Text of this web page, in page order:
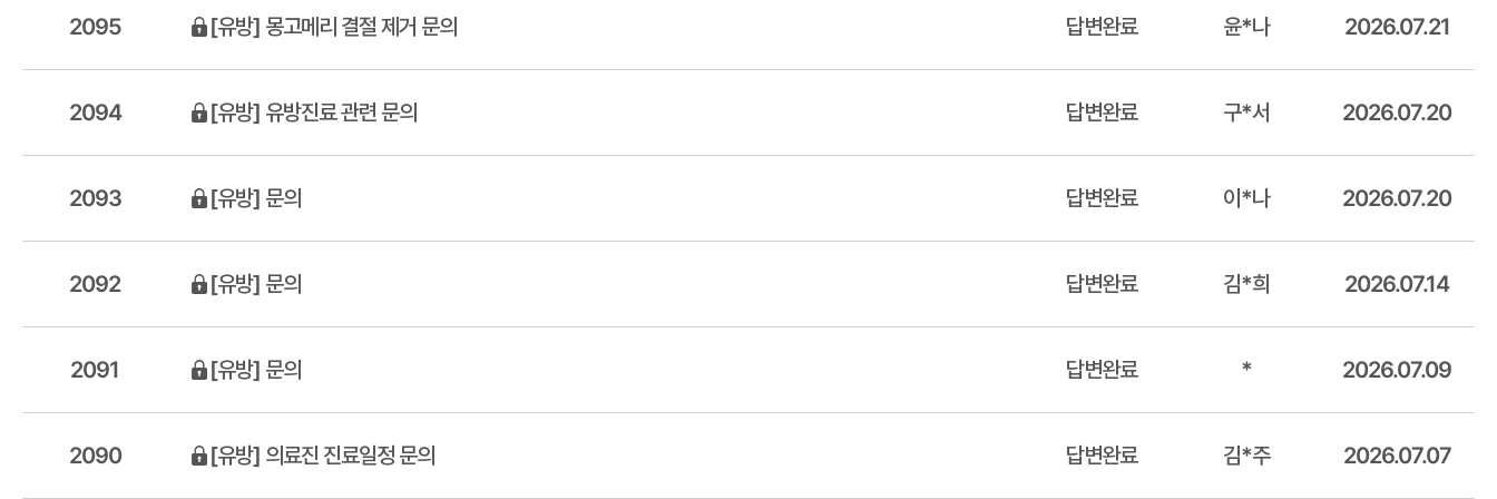
2095 [유방] 몽고메리 결절 제거 문의 답변완료 윤*나 2026.07.21
2094 [유방] 유방진료 관련 문의 답변완료 구*서 2026.07.20
2093 [유방] 문의 답변완료 이*나 2026.07.20
2092 [유방] 문의 답변완료 김*희 2026.07.14
2091 [유방] 문의 답변완료 * 2026.07.09
2090 [유방] 의료진 진료일정 문의 답변완료 김*주 2026.07.07